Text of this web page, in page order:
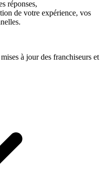
réponses,
de votre expérience, vos
à jour des franchiseurs et